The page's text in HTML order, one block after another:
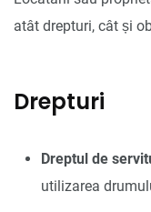
atât drepturi, cât și
Drepturi
Dreptul de
utilizarea